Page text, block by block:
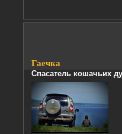
Гаечка
Спасатель кошачьих